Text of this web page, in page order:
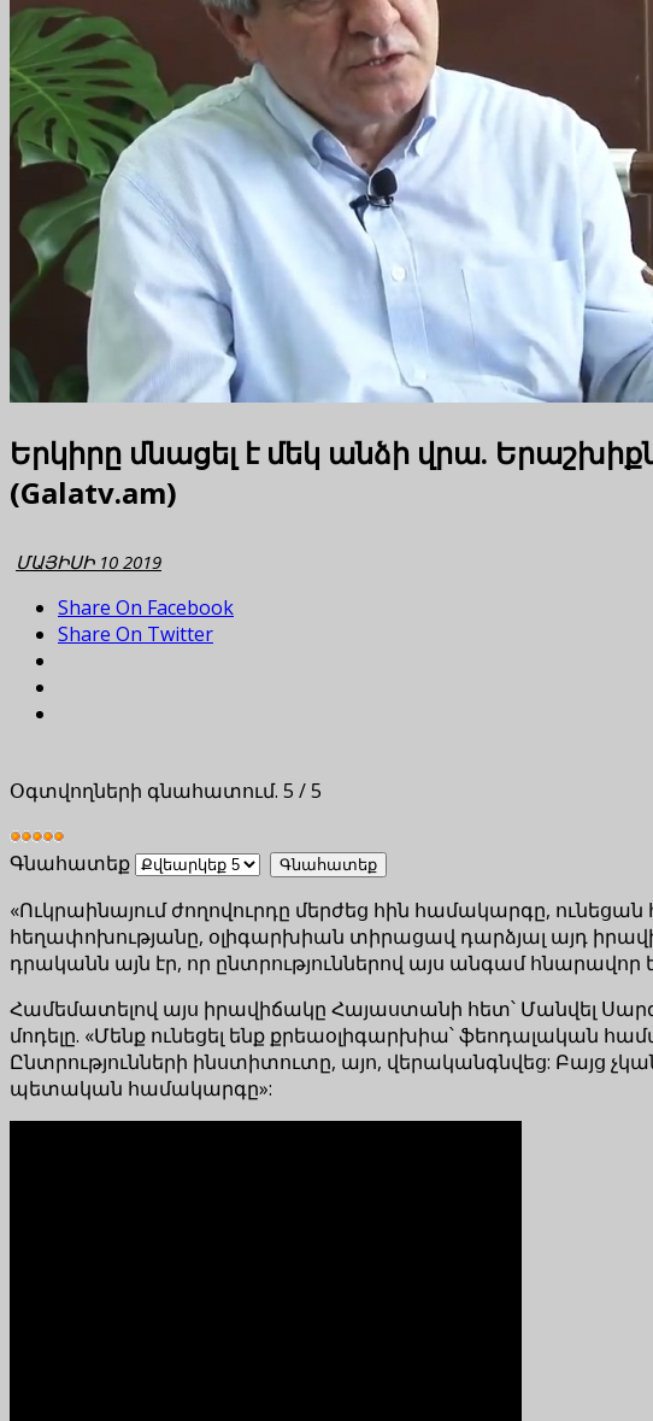
Երկիրը մնացել է մեկ անձի վրա.
(Galatv.am)
ՄԱՅԻՍԻ 10 2019
Share On Facebook
Share On Twitter
Օգտվողների գնահատում. 5 /5
Գնահատեք
«Ուկրաինայում ժողովուրդը մերժեց հին համակարգը,
հեղափոխությանը, օլիգարխիան տիրացավ դարձյալ այդ
դրականն այն էր, որ ընտրություններով այս անգամ
Համեմատելով այս իրավիճակը Հայաստանի հետ՝ Մանվել
մոդելը. «Մենք ունեցել ենք քրեաօլիգարխիա՝ ֆեոդալական
Ընտրությունների ինստիտուտը, այո, վերականգնվեց: Բայց
պետական համակարգը»: